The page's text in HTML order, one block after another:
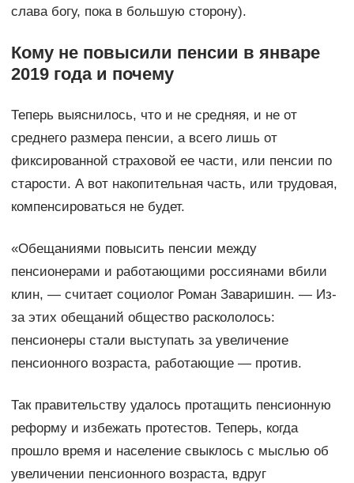
слава богу, пока в большую сторону).
Кому не повысили пенсии в январе
2019 года и почему
Теперь выяснилось, что и не средняя, и не от
среднего размера пенсии, а всего лишь от
фиксированной страховой ее части, или пенсии по
старости. А вот накопительная часть, или трудовая,
компенсироваться не будет.
«Обещаниями повысить пенсии между
пенсионерами и работающими россиянами вбили
клин, — считает социолог Роман Заваришин. — Из-
за этих обещаний общество раскололось:
пенсионеры стали выступать за увеличение
пенсионного возраста, работающие — против.
Так правительству удалось протащить пенсионную
реформу и избежать протестов. Теперь, когда
прошло время и население свыклось с мыслью об
увеличении пенсионного возраста, вдруг